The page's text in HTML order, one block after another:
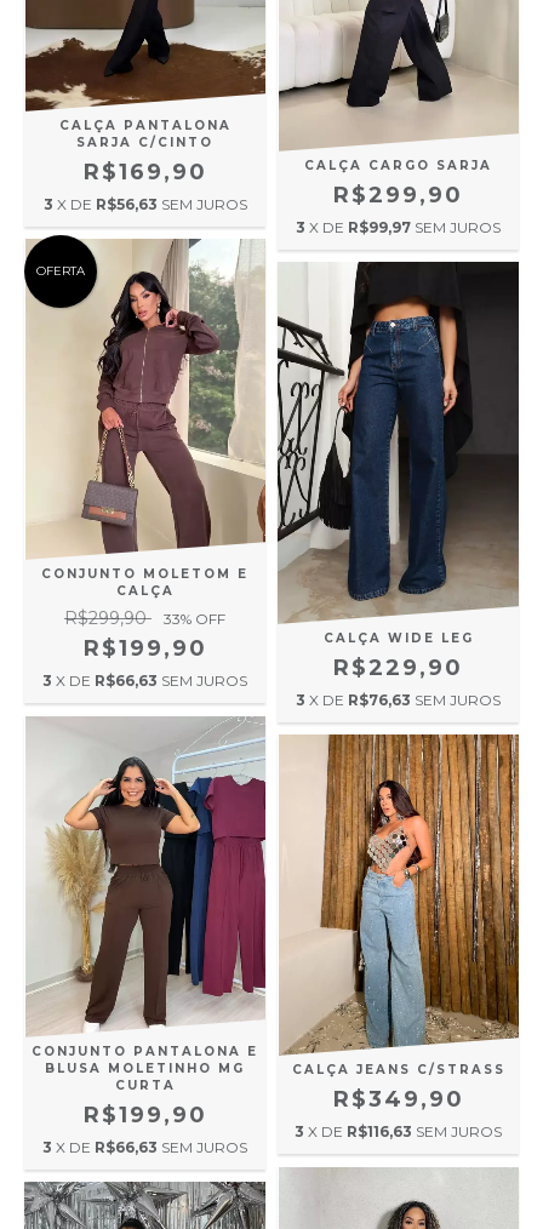
CALÇA PANTALONA
SARJA C/CINTO
R$169,90
3 X DE R$56,63 SEM JUROS
CALÇA CARGO SARJA
R$299,90
3 X DE R$99,97 SEM JUROS
OFERTA
CONJUNTO MOLETOM E
CALÇA
R$299,90 33% OFF
R$199,90
3 X DE R$66,63 SEM JUROS
CALÇA WIDE LEG
R$229,90
3 X DE R$76,63 SEM JUROS
CONJUNTO PANTALONA E
BLUSA MOLETINHO MG
CURTA
R$199,90
3 X DE R$66,63 SEM JUROS
CALÇA JEANS C/STRASS
R$349,90
3 X DE R$116,63 SEM JUROS